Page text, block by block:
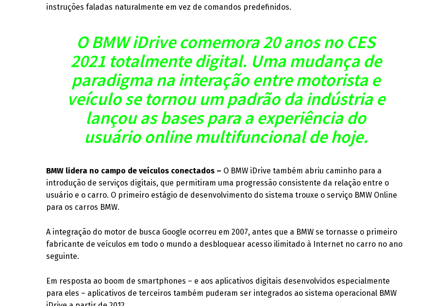
instruções faladas naturalmente em vez de comandos predefinidos.
O BMW iDrive comemora 20 anos no CES
2021 totalmente digital. Uma mudança de
paradigma na interação entre motorista e
veículo se tornou um padrão da indústria e
lançou as bases para a experiência do
usuário online multifuncional de hoje.
BMW lidera no campo de veículos conectados – O BMW iDrive também abriu caminho para a
introdução de serviços digitais, que permitiram uma progressão consistente da relação entre o
usuário e o carro. O primeiro estágio de desenvolvimento do sistema trouxe o serviço BMW Online
para os carros BMW.
A integração do motor de busca Google ocorreu em 2007, antes que a BMW se tornasse o primeiro
fabricante de veículos em todo o mundo a desbloquear acesso ilimitado à Internet no carro no ano
seguinte.
Em resposta ao boom de smartphones – e aos aplicativos digitais desenvolvidos especialmente
para eles – aplicativos de terceiros também puderam ser integrados ao sistema operacional BMW